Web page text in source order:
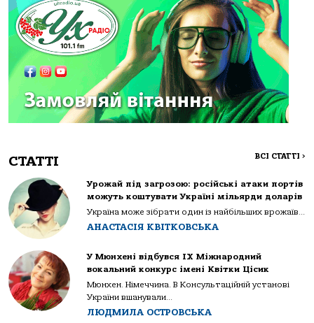
СТАТТІ ВСІ СТАТТІ >
Урожай під загрозою: російські атаки портів
можуть коштувати Україні мільярди доларів
Україна може зібрати один із найбільших врожаїв...
АНАСТАСІЯ КВІТКОВСЬКА
У Мюнхені відбувся IX Міжнародний
вокальний конкурс імені Квітки Цісик
Мюнхен. Німеччина. В Консультаційній установі
України вшанували...
ЛЮДМИЛА ОСТРОВСЬКА